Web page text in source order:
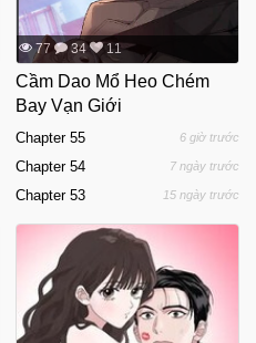
77 34 11
Cầm Dao Mổ Heo Chém
Bay Vạn Giới
Chapter 55 6 giờ trước
Chapter 54 7 ngày trước
Chapter 53 15 ngày trước